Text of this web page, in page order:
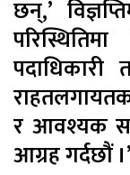
छन्,’
र आवश्यक
आग्रह गर्दछौं ।’